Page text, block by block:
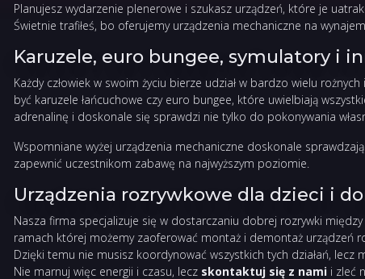
Planujesz wydarzenie plenerowe i szukasz urządzeń, które je
Świetnie trafiłeś, bo oferujemy urządzenia mechaniczne na
Karuzele, euro bungee, symulatory i
Każdy człowiek w swoim życiu bierze udział w bardzo wielu
być karuzele łańcuchowe czy euro bungee, które uwielbiają
adrenalinę i doskonale się sprawdzi nie tylko do pokonywania
Wspomniane wyżej urządzenia mechaniczne doskonale
zapewnić uczestnikom zabawę na najwyższym poziomie.
Urządzenia rozrywkowe dla dzieci i
Nasza firma specjalizuje się w dostarczaniu dobrej rozrywki
ramach której możemy zaoferować montaż i demontaż urządzeń
Dzięki temu nie musisz koordynować wszystkich tych działań,
Nie marnuj więc energii i czasu, lecz skontaktuj się z nami i zleć